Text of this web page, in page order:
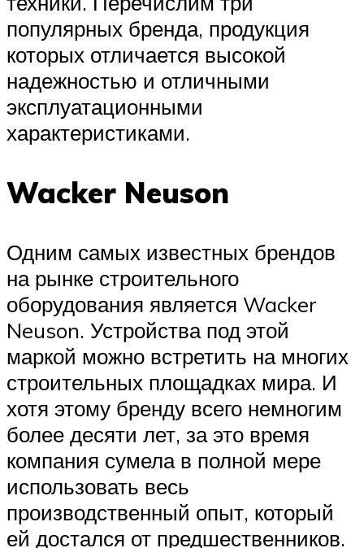
популярных бренда, продукция
которых отличается высокой
надежностью и отличными
эксплуатационными
характеристиками.
Wacker Neuson
Одним самых известных брендов
на рынке строительного
оборудования является Wacker
Neuson. Устройства под этой
маркой можно встретить на многих
строительных площадках мира. И
хотя этому бренду всего немногим
более десяти лет, за это время
компания сумела в полной мере
использовать весь
производственный опыт, который
ей достался от предшественников.